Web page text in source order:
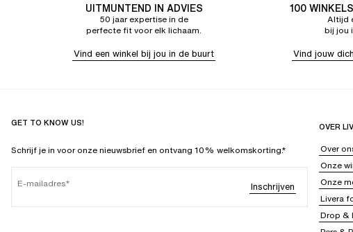
UITMUNTEND IN ADVIES
50 jaar expertise in de
perfecte fit voor elk lichaam.
Vind een winkel bij jou in de buurt
100
Altijd
bij jou
Vind jouw
GET TO KNOW US!
Schrijf je in voor onze nieuwsbrief en ontvang 10% welkomskorting.*
E-mailadres Inschrijven
OVER
Over
Onze
Onze
Livera
Drop &